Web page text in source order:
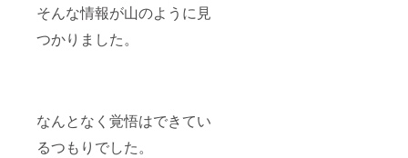
そんな情報が山のように見
つかりました。
なんとなく覚悟はできてい
るつもりでした。